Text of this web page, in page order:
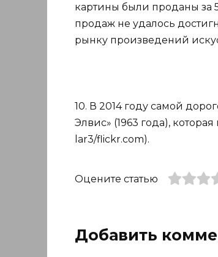
картины были проданы за
продаж не удалось
рынку произведений
10. В 2014 году самой
Элвис» (1963 года),
lar3/flickr.com).
Оцените статью
Добавить